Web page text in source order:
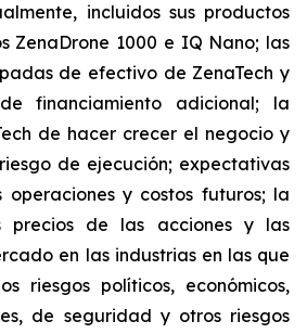
incluidos sus productos
ZenaDrone 1000 e IQ Nano; las
de efectivo de ZenaTech y
financiamiento adicional; la
de hacer crecer el negocio y
de ejecución; expectativas
y costos futuros; la
precios de las acciones y las
en las industrias en las que
riesgos políticos, económicos,
de seguridad y otros riesgos